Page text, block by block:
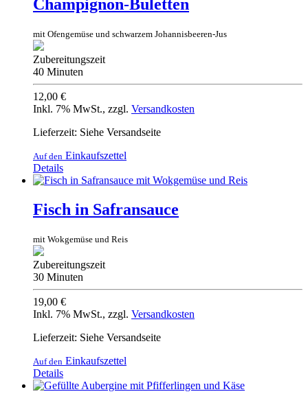
Champignon-Buletten
mit Ofengemüse und schwarzem Johannisbeeren-Jus
Zubereitungszeit
40 Minuten
12,00 €
Inkl. 7% MwSt., zzgl. Versandkosten
Lieferzeit: Siehe Versandseite
Auf den Einkaufszettel
Details
Fisch in Safransauce
mit Wokgemüse und Reis
Zubereitungszeit
30 Minuten
19,00 €
Inkl. 7% MwSt., zzgl. Versandkosten
Lieferzeit: Siehe Versandseite
Auf den Einkaufszettel
Details